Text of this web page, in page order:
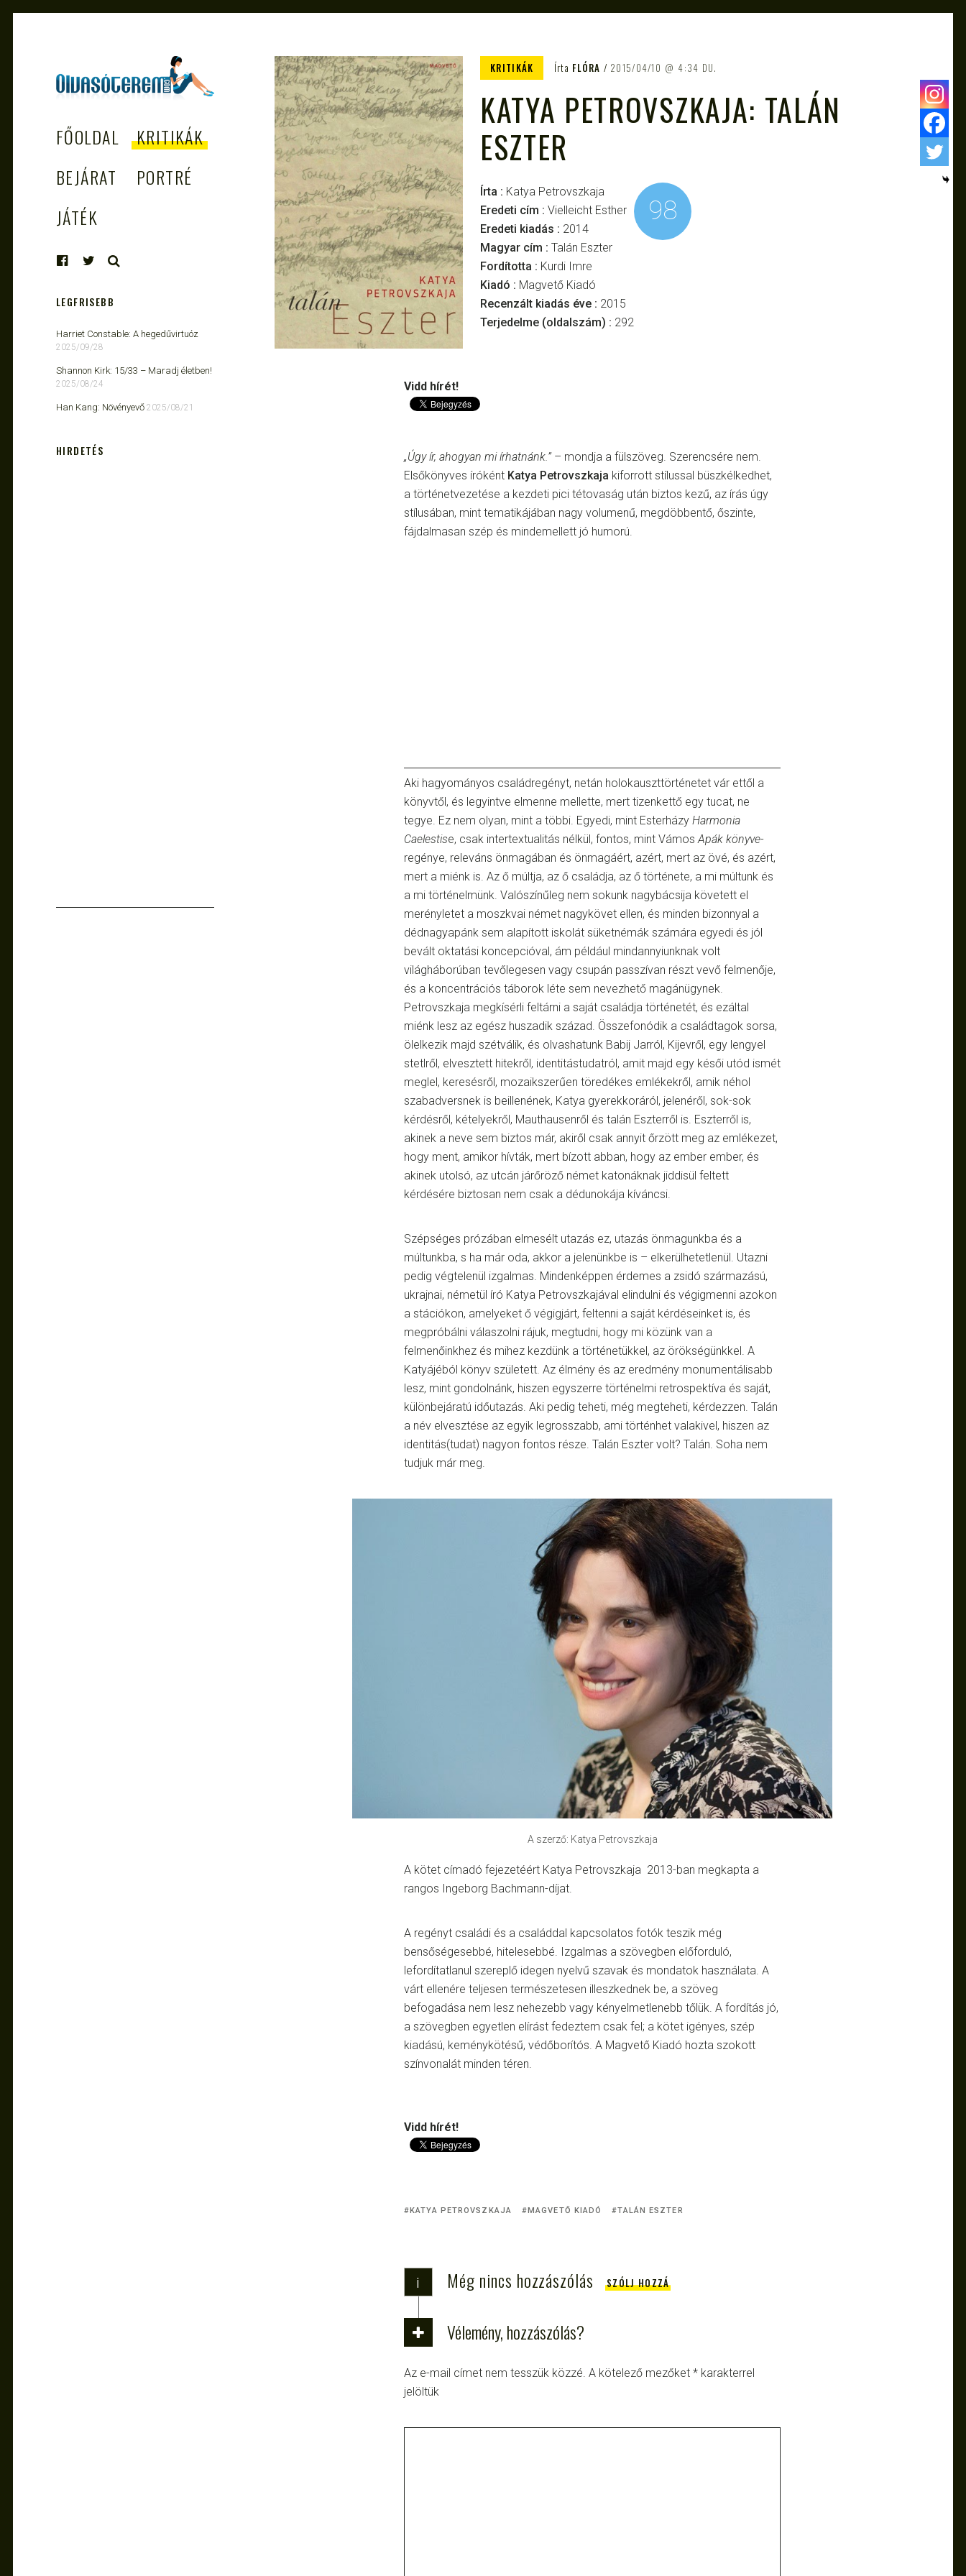
– AZ EGÉSZSÉGES
OLVASÁS
TÁMOGATÓJA
FŐOLDAL
KRITIKÁK
BEJÁRAT
PORTRÉ
JÁTÉK
KRITIKÁK Írta FLÓRA 2015/04/10 4:34 DU.
KATYA PETROVSZKAJA: TALÁN
ESZTER
Írta : Katya Petrovszkaja
Eredeti cím : Vielleicht Esther
Eredeti kiadás : 2014
Magyar cím : Talán Eszter
Fordította : Kurdi Imre
Kiadó : Magvető Kiadó
Recenzált kiadás éve : 2015
Terjedelme (oldalszám) : 292
98
Vidd hírét!
„Úgy ír, ahogyan mi írhatnánk.”– mondja a fülszöveg. Szerencsére nem.
Elsőkönyves íróként Katya Petrovszkaja kiforrott stílussal büszkélkedhet,
a történetvezetése a kezdeti pici tétovaság után biztos kezű, az írás úgy
stílusában, mint tematikájában nagy volumenű, megdöbbentő, őszinte,
fájdalmasan szép és mindemellett jó humorú.
Aki hagyományos családregényt, netán holokauszttörténetet vár ettől a
könyvtől, és legyintve elmenne mellette, mert tizenkettő egy tucat, ne
tegye. Ez nem olyan, mint a többi. Egyedi, mint Esterházy Harmonia
Caelestise, csak intertextualitás nélkül, fontos, mint VámosApák könyve-
regénye, releváns önmagában és önmagáért, azért, mert az övé, és azért,
mert a miénk is. Az ő múltja, az ő családja, az ő története, a mi múltunk és
a mi történelmünk. Valószínűleg nem sokunk nagybácsija követett el
merényletet a moszkvai német nagykövet ellen, és minden bizonnyal a
dédnagyapánk sem alapított iskolát süketnémák számára egyedi és jól
bevált oktatási koncepcióval, ám például mindannyiunknak volt
világháborúban tevőlegesen vagy csupán passzívan részt vevő felmenője,
és a koncentrációs táborok léte sem nevezhető magánügynek.
Petrovszkaja megkísérli feltárni a saját családja történetét, és ezáltal
miénk lesz az egész huszadik század. Összefonódik a családtagok sorsa,
ölelkezik majd szétválik, és olvashatunk Babij Jarról, Kijevről, egy lengyel
stetlről, elvesztett hitekről, identitástudatról, amit majd egy késői utód ismét
meglel, keresésről, mozaikszerűen töredékes emlékekről, amik néhol
szabadversnek is beillenének, Katya gyerekkoráról, jelenéről, sok-sok
kérdésről, kételyekről, Mauthausenről és talán Eszterről is. Eszterről is,
akinek a neve sem biztos már, akiről csak annyit őrzött meg az emlékezet,
hogy ment, amikor hívták, mert bízott abban, hogy az ember ember, és
akinek utolsó, az utcán járőröző német katonáknak jiddisül feltett
kérdésére biztosan nem csak a dédunokája kíváncsi.
Szépséges prózában elmesélt utazás ez, utazás önmagunkba és a
múltunkba, s ha már oda, akkor a jelenünkbe is – elkerülhetetlenül. Utazni
pedig végtelenül izgalmas. Mindenképpen érdemes a zsidó származású,
ukrajnai, németül író Katya Petrovszkajával elindulni és végigmenni azokon
a stációkon, amelyeket ő végigjárt, feltenni a saját kérdéseinket is, és
megpróbálni válaszolni rájuk, megtudni, hogy mi közünk van a
felmenőinkhez és mihez kezdünk a történetükkel, az örökségünkkel. A
Katyájéból könyv született. Az élmény és az eredmény monumentálisabb
lesz, mint gondolnánk, hiszen egyszerre történelmi retrospektíva és saját,
különbejáratú időutazás. Aki pedig teheti, még megteheti, kérdezzen. Talán
a név elvesztése az egyik legrosszabb, ami történhet valakivel, hiszen az
identitás(tudat) nagyon fontos része. Talán Eszter volt? Talán. Soha nem
tudjuk már meg.
A szerző: Katya Petrovszkaja
A kötet címadó fejezetéért Katya Petrovszkaja 2013-ban megkapta a
rangos Ingeborg Bachmann-díjat.
A regényt családi és a családdal kapcsolatos fotók teszik még
bensőségesebbé, hitelesebbé. Izgalmas a szövegben előforduló,
lefordítatlanul szereplő idegen nyelvű szavak és mondatok használata. A
várt ellenére teljesen természetesen illeszkednek be, a szöveg
befogadása nem lesz nehezebb vagy kényelmetlenebb tőlük. A fordítás jó,
a szövegben egyetlen elírást fedeztem csak fel; a kötet igényes, szép
kiadású, keménykötésű, védőborítós. A Magvető Kiadó hozta szokott
színvonalát minden téren.
Vidd hírét!
KATYA PETROVSZKAJA MAGVETŐ KIADÓ TALÁN ESZTER
i Még nincs hozzászólás SZÓLJ HOZZÁ
Vélemény, hozzászólás?
Az e-mail címet nem tesszük közzé. A kötelező mezőket * karakterrel
jelöltük
LEGFRISEBB
Harriet Constable: A hegedűvirtuóz
2025/09/28
Shannon Kirk: 15/33 ​– Maradj életben!
2025/08/24
Han Kang: Növényevő 2025/08/21
HIRDETÉS